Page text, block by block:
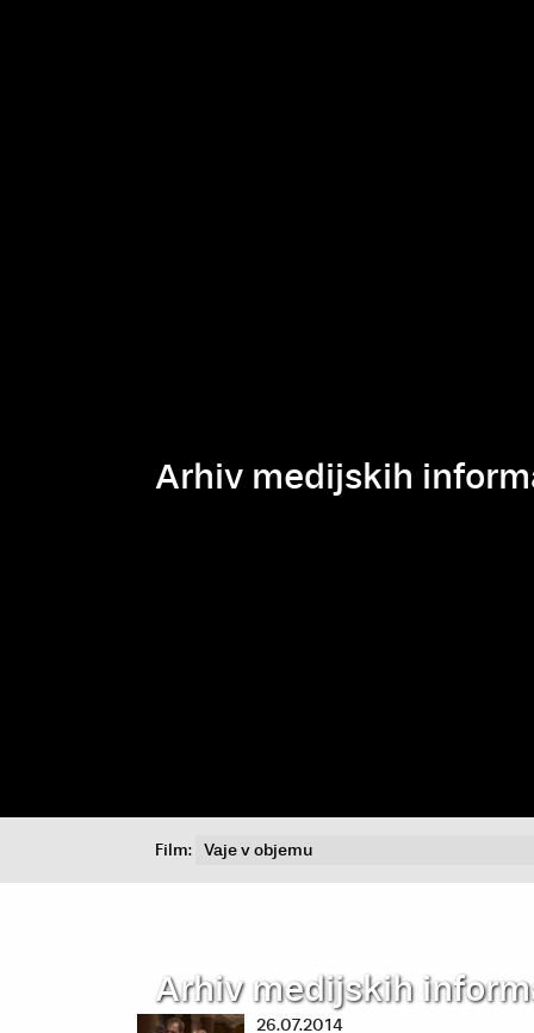
Arhiv medijskih
Arhiv medijskih
Film:
26.07.2014